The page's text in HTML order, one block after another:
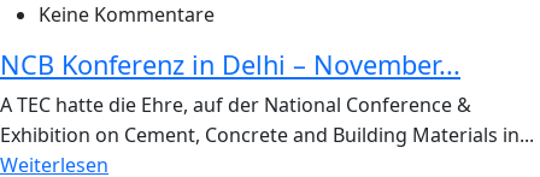
Keine Kommentare
NCB Konferenz in Delhi – November...
A TEC hatte die Ehre, auf der National Conference &
Exhibition on Cement, Concrete and Building Materials in...
Weiterlesen